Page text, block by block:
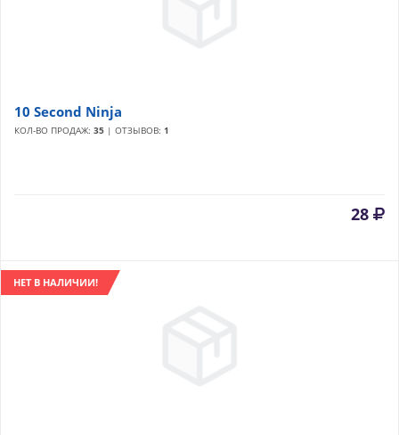
10 Second Ninja
КОЛ-ВО ПРОДАЖ: 35 | ОТЗЫВОВ: 1
28
НЕТ В НАЛИЧИИ!